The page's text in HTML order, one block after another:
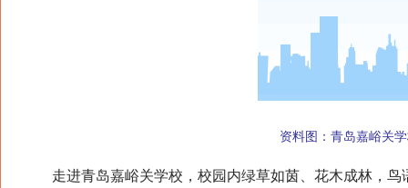
资料图：青岛嘉峪关学
走进青岛嘉峪关学校，校园内绿草如茵、花木成林，鸟